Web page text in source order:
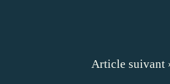
Article suivant